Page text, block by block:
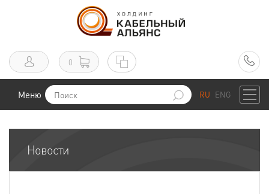
0
Меню RU ENG
Новости